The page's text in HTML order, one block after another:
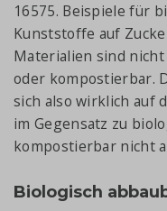
16575. Beispiele für
Kunststoffe auf
Materialien sind
oder kompostierbar.
sich also wirklich auf
im Gegensatz zu
kompostierbar nicht
Biologisch